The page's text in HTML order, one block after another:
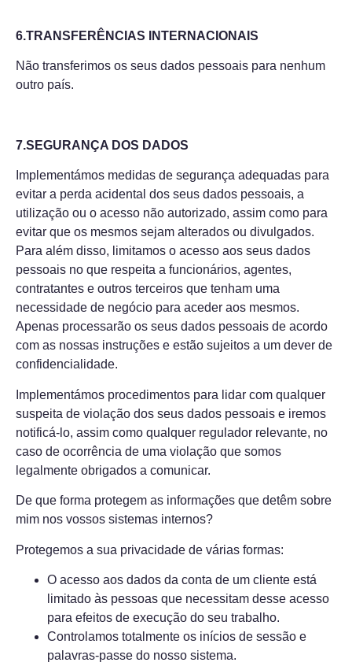
6.TRANSFERÊNCIAS INTERNACIONAIS
Não transferimos os seus dados pessoais para nenhum
outro país.
7.SEGURANÇA DOS DADOS
Implementámos medidas de segurança adequadas para
evitar a perda acidental dos seus dados pessoais, a
utilização ou o acesso não autorizado, assim como para
evitar que os mesmos sejam alterados ou divulgados.
Para além disso, limitamos o acesso aos seus dados
pessoais no que respeita a funcionários, agentes,
contratantes e outros terceiros que tenham uma
necessidade de negócio para aceder aos mesmos.
Apenas processarão os seus dados pessoais de acordo
com as nossas instruções e estão sujeitos a um dever de
confidencialidade.
Implementámos procedimentos para lidar com qualquer
suspeita de violação dos seus dados pessoais e iremos
notificá-lo, assim como qualquer regulador relevante, no
caso de ocorrência de uma violação que somos
legalmente obrigados a comunicar.
De que forma protegem as informações que detêm sobre
mim nos vossos sistemas internos?
Protegemos a sua privacidade de várias formas:
O acesso aos dados da conta de um cliente está
limitado às pessoas que necessitam desse acesso
para efeitos de execução do seu trabalho.
Controlamos totalmente os inícios de sessão e
palavras-passe do nosso sistema.